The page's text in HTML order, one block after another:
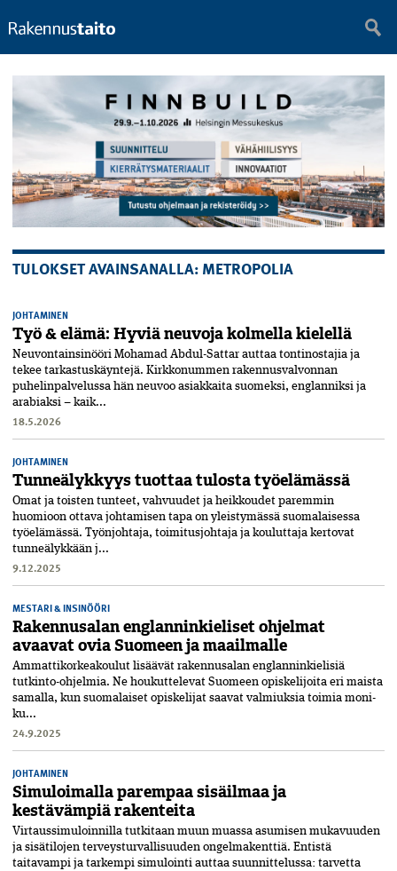
TULOKSET AVAINSANALLA: METROPOLIA
JOHTAMINEN
Työ & elämä: Hyviä neuvoja kolmella kielellä
Neuvontainsinööri Mohamad Abdul-Sattar auttaa tontinostajia ja
tekee tarkastuskäyntejä. Kirkkonummen rakennusvalvonnan
puhelinpalvelussa hän neuvoo asiakkaita suomeksi, englanniksi ja
arabiaksi – kaik...
18.5.2026
JOHTAMINEN
Tunneälykkyys tuottaa tulosta työelämässä
Omat ja toisten tunteet, vahvuudet ja heikkoudet paremmin
huomioon ottava johtamisen tapa on yleistymässä suomalaisessa
työelämässä. Työnjohtaja, toimitusjohtaja ja kouluttaja kertovat
tunneälykkään j...
9.12.2025
MESTARI & INSINÖÖRI
Rakennusalan englanninkieliset ohjelmat
avaavat ovia Suomeen ja maailmalle
Ammattikorkeakoulut lisäävät rakennusalan englannin­kielisiä
tutkinto­-ohjelmia. Ne houkuttelevat Suomeen opiskelijoita eri maista
samalla, kun suomalaiset opiskelijat saavat valmiuksia toimia moni­
ku...
24.9.2025
JOHTAMINEN
Simuloimalla parempaa sisäilmaa ja
kestävämpiä rakenteita
Virtaussimuloinnilla tutkitaan muun muassa asumisen mukavuuden
ja sisätilojen terveysturvallisuuden ongelmakenttiä. Entistä
taitavampi ja tarkempi simulointi auttaa suunnittelussa: tarvetta